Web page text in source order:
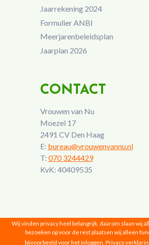
Jaarrekening 2024
Formulier ANBI
Meerjarenbeleidsplan
Jaarplan 2026
CONTACT
Vrouwen van Nu
Moezel 17
2491 CV Den Haag
E: bureau@vrouwenvannu.nl
T: 070 3244429
KvK: 40409535
Vrouwen van Nu © 2026 |
Wij vinden privacy heel belangrijk, daarom slaan wij
bezoeken op voor de rest plaatsen wij alleen
bijvoorbeeld voor het inloggen. Privacy